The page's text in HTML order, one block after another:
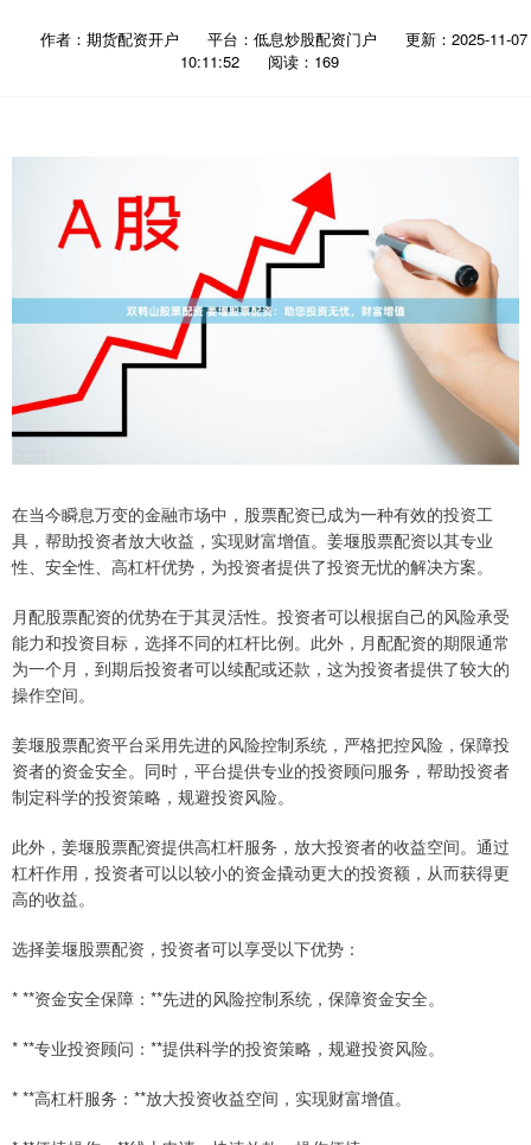
作者：期货配资开户 平台：低息炒股配资门户
更新：2025-11-07
10:11:52
阅读：169
在当今瞬息万变的金融市场中，股票配资已成为一种有效的投资工
具，帮助投资者放大收益，实现财富增值。姜堰股票配资以其专业
性、安全性、高杠杆优势，为投资者提供了投资无忧的解决方案。
月配股票配资的优势在于其灵活性。投资者可以根据自己的风险承受
能力和投资目标，选择不同的杠杆比例。此外，月配配资的期限通常
为一个月，到期后投资者可以续配或还款，这为投资者提供了较大的
操作空间。
姜堰股票配资平台采用先进的风险控制系统，严格把控风险，保障投
资者的资金安全。同时，平台提供专业的投资顾问服务，帮助投资者
制定科学的投资策略，规避投资风险。
此外，姜堰股票配资提供高杠杆服务，放大投资者的收益空间。通过
杠杆作用，投资者可以以较小的资金撬动更大的投资额，从而获得更
高的收益。
选择姜堰股票配资，投资者可以享受以下优势：
* **资金安全保障：**先进的风险控制系统，保障资金安全。
* **专业投资顾问：**提供科学的投资策略，规避投资风险。
* **高杠杆服务：**放大投资收益空间，实现财富增值。